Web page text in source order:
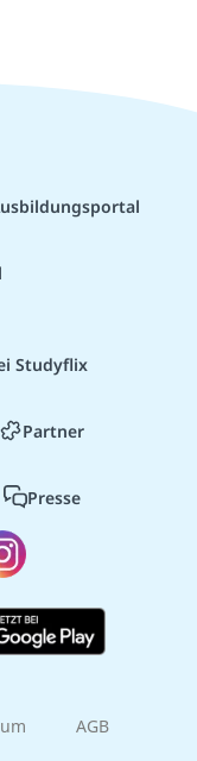
Studyflix
Partner
Presse
AGB